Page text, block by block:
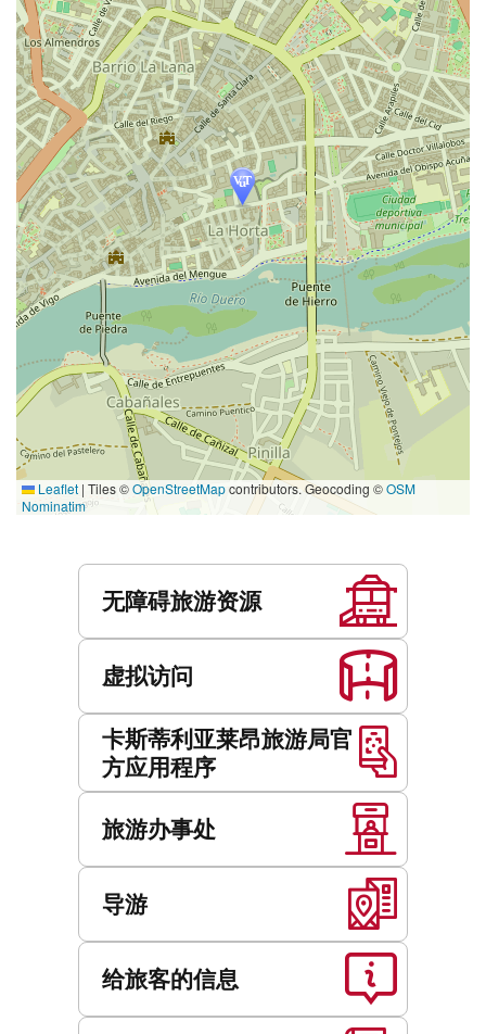
Leaflet | Tiles ©OpenStreetMapcontributors. Geocoding ©OSM
Nominatim
无障碍旅游资源
虚拟访问
卡斯蒂利亚莱昂旅游局官
方应用程序
旅游办事处
导游
给旅客的信息